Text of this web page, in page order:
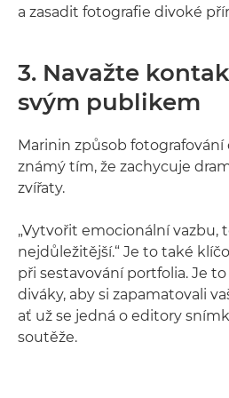
a zasadit fotografie divoké
3. Navažte
svým publikem
Marinin způsob
známý tím, že zachycuje
zvířaty.
„Vytvořit emocionální vazbu,
nejdůležitější.“ Je to také
při sestavování portfolia. Je
diváky, aby si zapamatovali
ať už se jedná o editory
soutěže.